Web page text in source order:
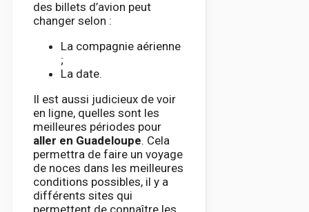
des billets d’avion peut
changer selon :
La compagnie aérienne
;
La date.
Il est aussi judicieux de voir
en ligne, quelles sont les
meilleures périodes pour
aller en Guadeloupe. Cela
permettra de faire un voyage
de noces dans les meilleures
conditions possibles, il y a
différents sites qui